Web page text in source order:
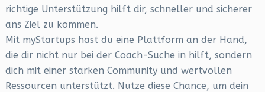
richtige Unterstützung hilft dir, schneller und sicherer
ans Ziel zu kommen.
Mit myStartups hast du eine Plattform an der Hand,
die dir nicht nur bei der Coach-Suche in hilft, sondern
dich mit einer starken Community und wertvollen
Ressourcen unterstützt. Nutze diese Chance, um dein